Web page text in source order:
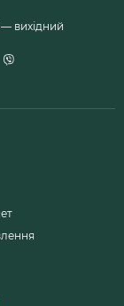
вихідний